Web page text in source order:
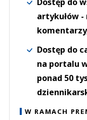
artykułów
Dostęp do
na portalu
ponad 50
W RAMACH